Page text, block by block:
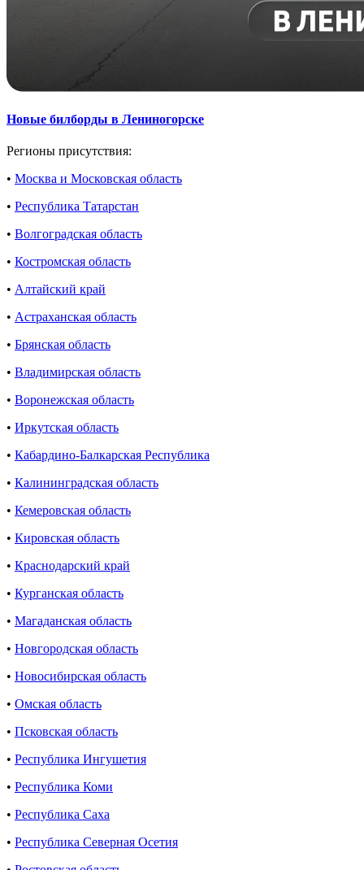
Новые билборды в Лениногорске
Регионы присутствия:
• Москва и Московская область
• Республика Татарстан
• Волгоградская область
• Костромская область
• Алтайский край
• Астраханская область
• Брянская область
• Владимирская область
• Воронежская область
• Иркутская область
• Кабардино-Балкарская Республика
• Калининградская область
• Кемеровская область
• Кировская область
• Краснодарский край
• Курганская область
• Магаданская область
• Новгородская область
• Новосибирская область
• Омская область
• Псковская область
• Республика Ингушетия
• Республика Коми
• Республика Саха
• Республика Северная Осетия